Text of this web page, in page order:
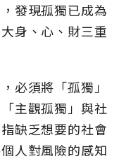
發現孤獨已成為
身、心、財三重
必須將「孤獨」
主觀孤獨」與社
缺乏想要的社會
人對風險的感知